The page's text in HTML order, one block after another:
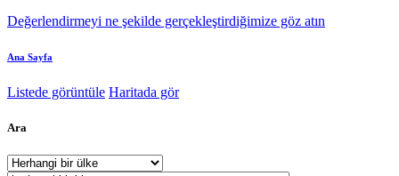
Değerlendirmeyi ne şekilde gerçekleştirdiğimize göz atın
Ana Sayfa
Listede görüntüle Haritada gör
Ara